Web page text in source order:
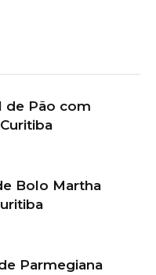
de Pão com
Bolo Martha
Parmegiana